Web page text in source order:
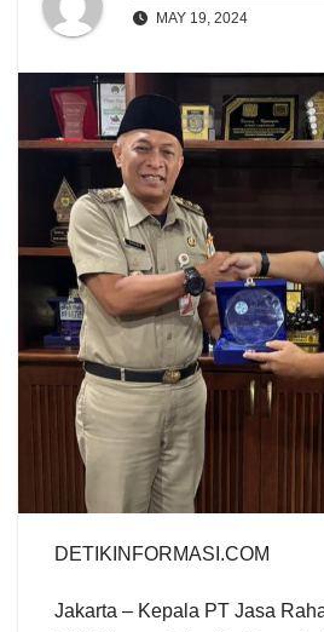
MAY 19, 2024
DETIKINFORMASI.COM
Jakarta – Kepala PT Jasa